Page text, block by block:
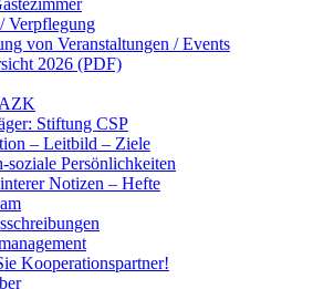
Verpflegung
von Veranstaltungen / Events
2026 (PDF)
Stiftung CSP
– Leitbild – Ziele
soziale Persönlichkeiten
Notizen – Hefte
Kooperationspartner!